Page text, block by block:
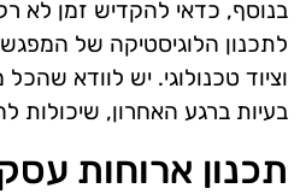
בנוסף, כדאי להקדיש זמן לא
לתכנון הלוגיסטיקה של
וציוד טכנולוגי. יש לוודא
בעיות ברגע האחרון, שיכולות
תכנון ארוחות